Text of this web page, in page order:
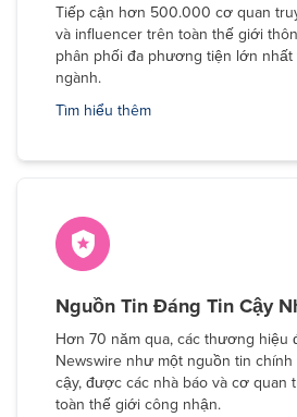
Tiếp cận hơn 500.000 cơ quan
và influencer trên toàn thế giới
phân phối đa phương tiện lớn
ngành.
Tìm hiểu thêm
Nguồn Tin Đáng Tin Cậy
Hơn 70 năm qua, các thương hiệu
Newswire như một nguồn tin
cậy, được các nhà báo và cơ quan
toàn thế giới công nhận.